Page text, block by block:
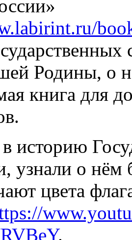
Родины, о
книга для
историю
узнали о нём
цвета
.